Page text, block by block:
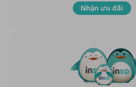
Nhận ưu đãi